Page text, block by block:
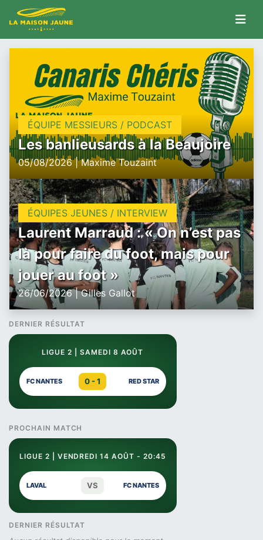
ÉQUIPE MESSIEURS / PODCAST
Les banlieusards à la Beaujoire
05/08/2026 | Maxime Touzaint
ÉQUIPES JEUNES / INTERVIEW
Laurent Marraud : « On n’est pas
là pour faire du foot, mais pour
jouer au foot »
26/06/2026 | Gilles Gallot
DERNIER RÉSULTAT
LIGUE 2 | SAMEDI 8 AOÛT
FC NANTES 0 - 1 RED STAR
PROCHAIN MATCH
LIGUE 2 | VENDREDI 14 AOÛT - 20:45
LAVAL VS FC NANTES
DERNIER RÉSULTAT